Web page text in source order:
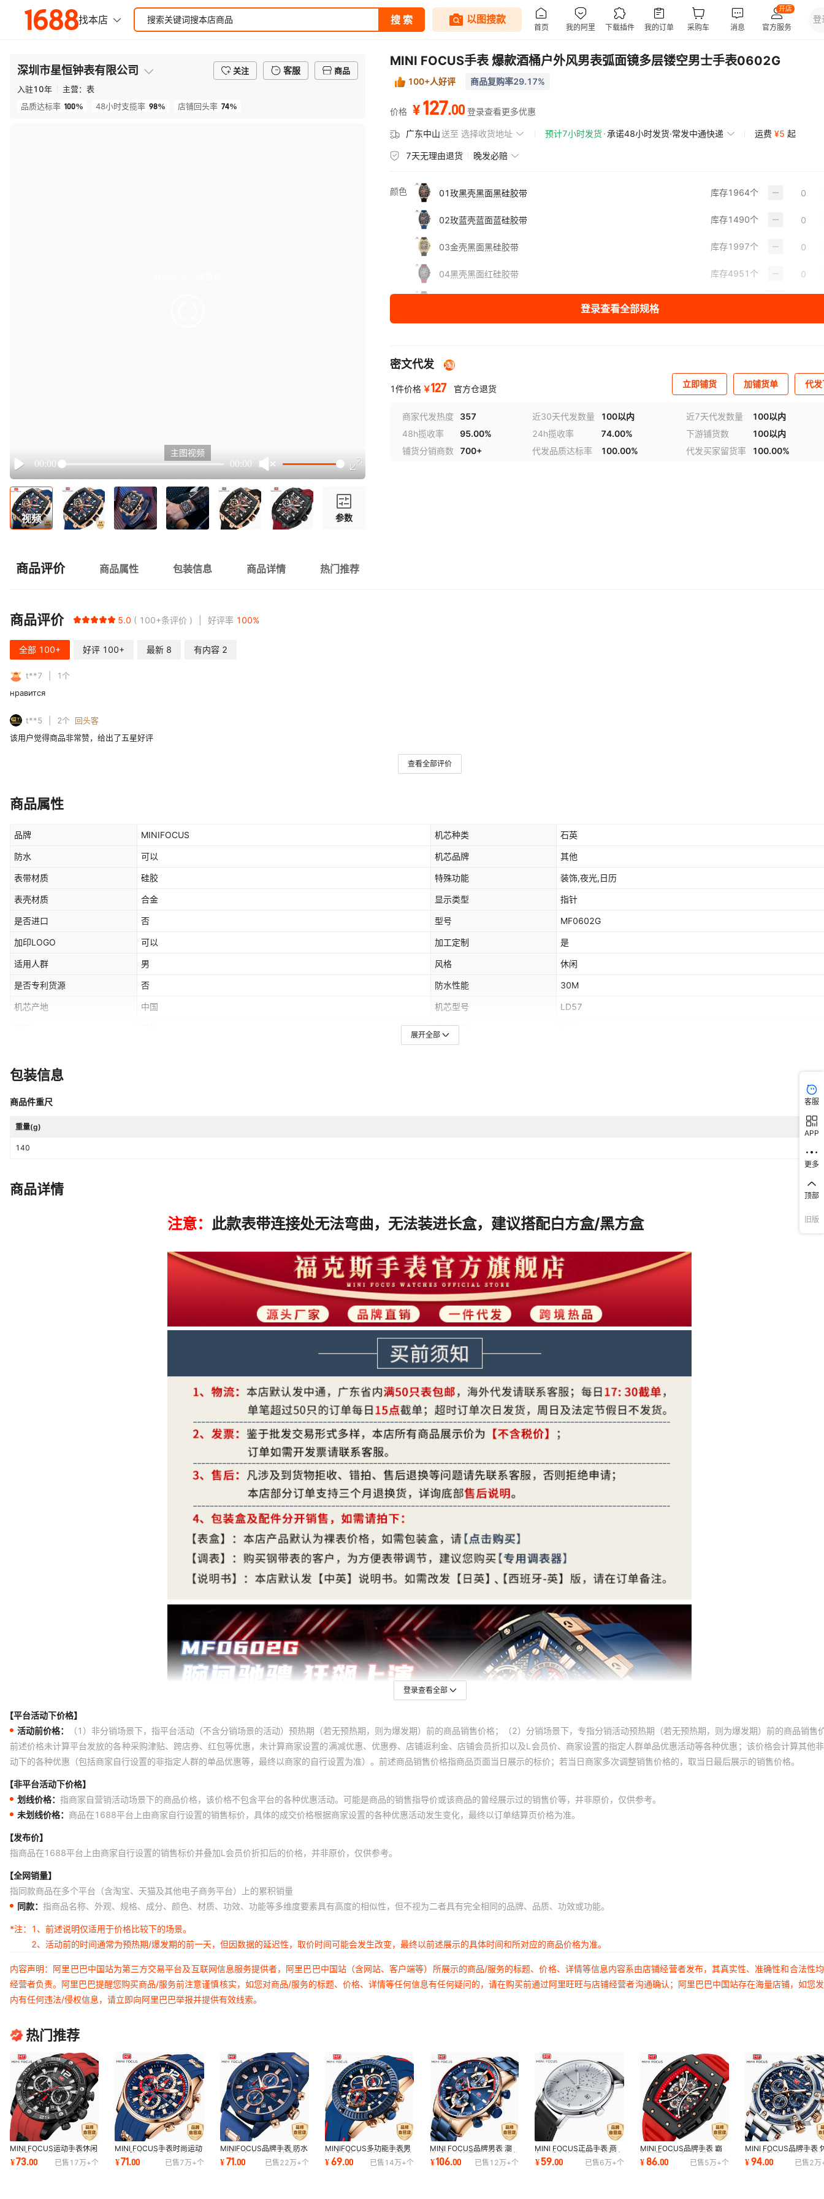
深圳市星恒钟表有限公司 关注 客服
商品
入驻10年 主营： 表
品质达标率 100% 48小时支揽率 98% 店铺回头率 74%
Play
00:00 00:00
主图视频
视频 参数
MINI FOCUS手表 爆款酒桶户外风男表弧面镜多层镂空男士手表0602G
100+人好评 商品复购率29.17%
价格 ¥127.00 登录查看更多优惠
广东中山送至 选择收货地址 预计7小时发货 承诺48小时发货·常发中通快递 运费 ¥5 起
7天无理由退货 晚发必赔
颜色 01玫黑壳黑面黑硅胶带 库存1964个
02玫蓝壳蓝面蓝硅胶带 库存1490个
03金壳黑面黑硅胶带 库存1997个
04黑壳黑面红硅胶带 库存4951 个
登录查看全部规格
密文代发
1件价格 ￥127 官方仓退货 立即铺货 加铺货单 代
商家代发热度 357 近30天代发数量 100以内 近7天代发数量
100以内
48h揽收率
95.00% 24h揽收率 74.00% 下游铺货数
100以内
铺货分销商数
700+ 代发品质达标率 100.00% 代发买家留货率 100.00%
商品评价 商品属性 包装信息 商品详情 热门推荐
商品评价 5.0 100+条评价 好评率 100%
全部 100+ 好评 100+ 最新 8 有内容 2
t**7 1个
нравится
t**5 2个 回头客
该用户觉得商品非常赞，给出了五星好评
查看全部评价
商品属性
品牌 MINIFOCUS 机芯种类 石英
防水 可以 机芯品牌 其他
表带材质 硅胶 特殊功能 装饰,夜光,日历
表壳材质 合金 显示类型 指针
是否进口 否 型号 MF0602G
加印LOGO 可以 加工定制 是
适用人群 男 风格 休闲
是否专利货源 否 防水性能 30M
机芯产地 中国 机芯型号 LD57
表盘直径
表扣款式
01玫黑壳黑面黑硅胶带,02玫蓝壳蓝面蓝硅胶带,03金壳黑面黑硅胶
是否跨境出口专供货源
表带宽度 28mm
展开全部
包装信息
商品件重尺
重量(g)
140
商品详情
登录查看全部
【平台活动下价格】
活动前价格：
（1）非分销场景下，指平台活动（不含分销场景的活动）预热期（若无预热期，则为爆发期）前的商品销售价格；（2）分销场景下，专指分销活动预热期（若无预热期，则为爆发期）前的商品销售
前述价格未计算平台发放的各种采购津贴、跨店券、红包等优惠，未计算商家设置的满减优惠、优惠券、店铺返利金、店铺会员折扣以及L会员价、商家设置的指定人群单品优惠活动等各种优惠；该价格会计算其他
动下的各种优惠（包括商家自行设置的非指定人群的单品优惠等，最终以商家的自行设置为准）。前述商品销售价格指商品页面当日展示的标价；若当日商家多次调整销售价格的，取当日最后展示的销售价格。
【非平台活动下价格】
划线价格： 指商家自营销活动场景下的商品价格，该价格不包含平台的各种优惠活动。可能是商品的销售指导价或该商品的曾经展示过的销售价等，并非原价，仅供参考。
未划线价格： 商品在1688平台上由商家自行设置的销售标价，具体的成交价格根据商家设置的各种优惠活动发生变化，最终以订单结算页价格为准。
【发布价】
指商品在1688平台上由商家自行设置的销售标价并叠加L会员价折扣后的价格，并非原价，仅供参考。
【全网销量】
指同款商品在多个平台（含淘宝、天猫及其他电子商务平台）上的累积销量
同款： 指商品名称、外观、规格、成分、颜色、材质、功效、功能等多维度要素具有高度的相似性，但不视为二者具有完全相同的品牌、品质、功效或功能。
*注：
1、前述说明仅适用于价格比较下的场景。
2、活动前的时间通常为预热期/爆发期的前一天，但因数据的延迟性，取价时间可能会发生改变，最终以前述展示的具体时间和所对应的商品价格为准。
内容声明：阿里巴巴中国站为第三方交易平台及互联网信息服务提供者，阿里巴巴中国站（含网站、客户端等）所展示的商品/服务的标题、价格、详情等信息内容系由店铺经营者发布，其真实性、准确性和合法性
经营者负责。阿里巴巴提醒您购买商品/服务前注意谨慎核实，如您对商品/服务的标题、价格、详情等任何信息有任何疑问的，请在购买前通过阿里旺旺与店铺经营者沟通确认；阿里巴巴中国站存在海量店铺，如您
内有任何违法/侵权信息，请立即向阿里巴巴举报并提供有效线索。
热门推荐
MINI FOCUS运动手表休闲
男表防水石英表多功能夜光
男手表0349G
¥73.00 已售 17万+个
MINI FOCUS手表时尚运动
男表防水石英表大表盘夜光
男手表0350G
¥71.00 已售7万+个
MINIFOCUS品牌手表 防水
石英表夜光男表跨境爆款运
动男手表0089G
¥71.00 已售22万+个
MINIFOCUS多功能手表男
士手表防水石英表跨境爆款
运动手表0244G
¥69.00 已售 14万+个
MINI FOCUS品牌男表 潮
流手表跨境爆款石英表夜光
防水男手表0218G
¥106.00 已售 12万+个
MINI FOCUS正品手表 商
务男手表热销爆款夜光防水
男表假两眼0052G
¥59.00 已售6万+个
MINI FOCUS品牌手表 霸
气酒桶男表弧面镜镂空面运
动男手表0420G
¥86.00 已售5万+个
MINI FOCUS品牌手表
闲男表防水石英表夜光
男士手表0470G
¥94.00 已售2万
客服
APP
更多
顶部
旧版